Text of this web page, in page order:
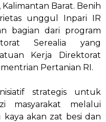
Barat. Benih
unggul Inpari IR
bagian dari program
Serealia yang
Kerja Direktorat
Pertanian RI.
strategis untuk
masyarakat melalui
akan zat besi dan